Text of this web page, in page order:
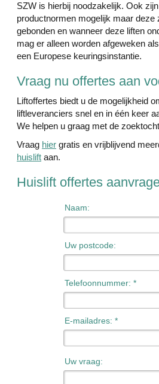
SZW is hierbij noodzakelijk. Ook
productnormen mogelijk maar deze
gebonden en wanneer deze liften
mag er alleen worden afgeweken
een Europese keuringsinstantie.
Vraag nu offertes aan
Liftoffertes biedt u de mogelijkheid
liftleveranciers snel en in één keer
We helpen u graag met de
Vraag hier gratis en vrijblijvend
huislift aan.
Huislift offertes
Naam:
Uw postcode:
Telefoonnummer: *
E-mailadres: *
Uw vraag: